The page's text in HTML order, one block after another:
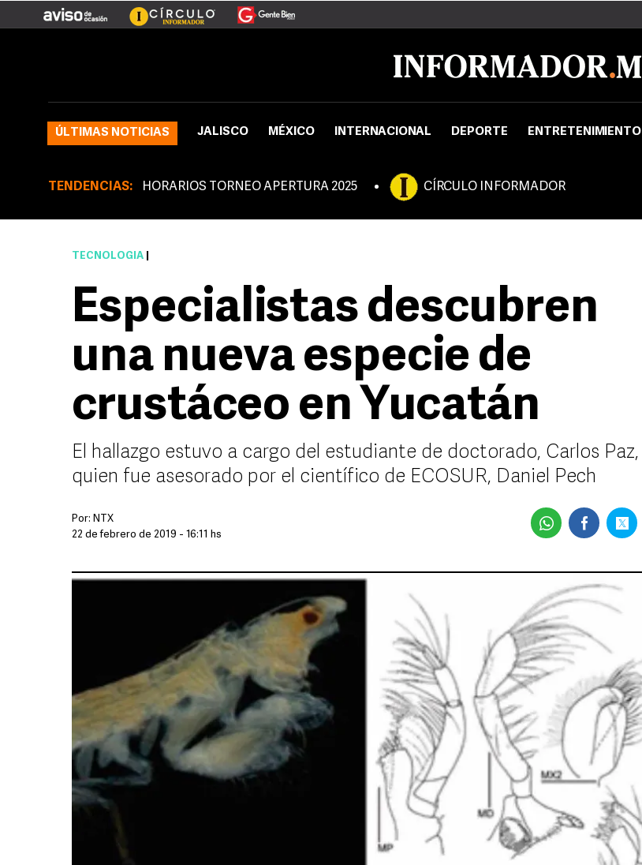
ÚLTIMAS NOTICIAS JALISCO MÉXICO INTERNACIONAL DEPORTE ENTRETENIMIENTO
TENDENCIAS: HORARIOS TORNEO APERTURA 2025 CÍRCULO INFORMADOR
TECNOLOGÍA
Especialistas descubren
una nueva especie de
crustáceo en Yucatán
El hallazgo estuvo a cargo del estudiante de doctorado, Carlos Paz,
quien fue asesorado por el científico de ECOSUR, Daniel Pech
Por: NTX
22 de febrero de 2019 - 16:11 hs